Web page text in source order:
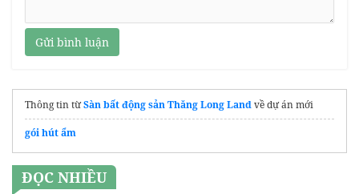
Gửi bình luận
Thông tin từSàn bất động sản Thăng Long Landvề dự án mới
gói hút ẩm
ĐỌC NHIỀU